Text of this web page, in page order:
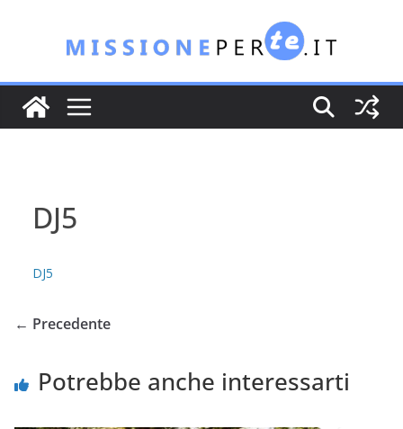
contenuto
DJ5
DJ5
← Precedente
Potrebbe anche interessarti